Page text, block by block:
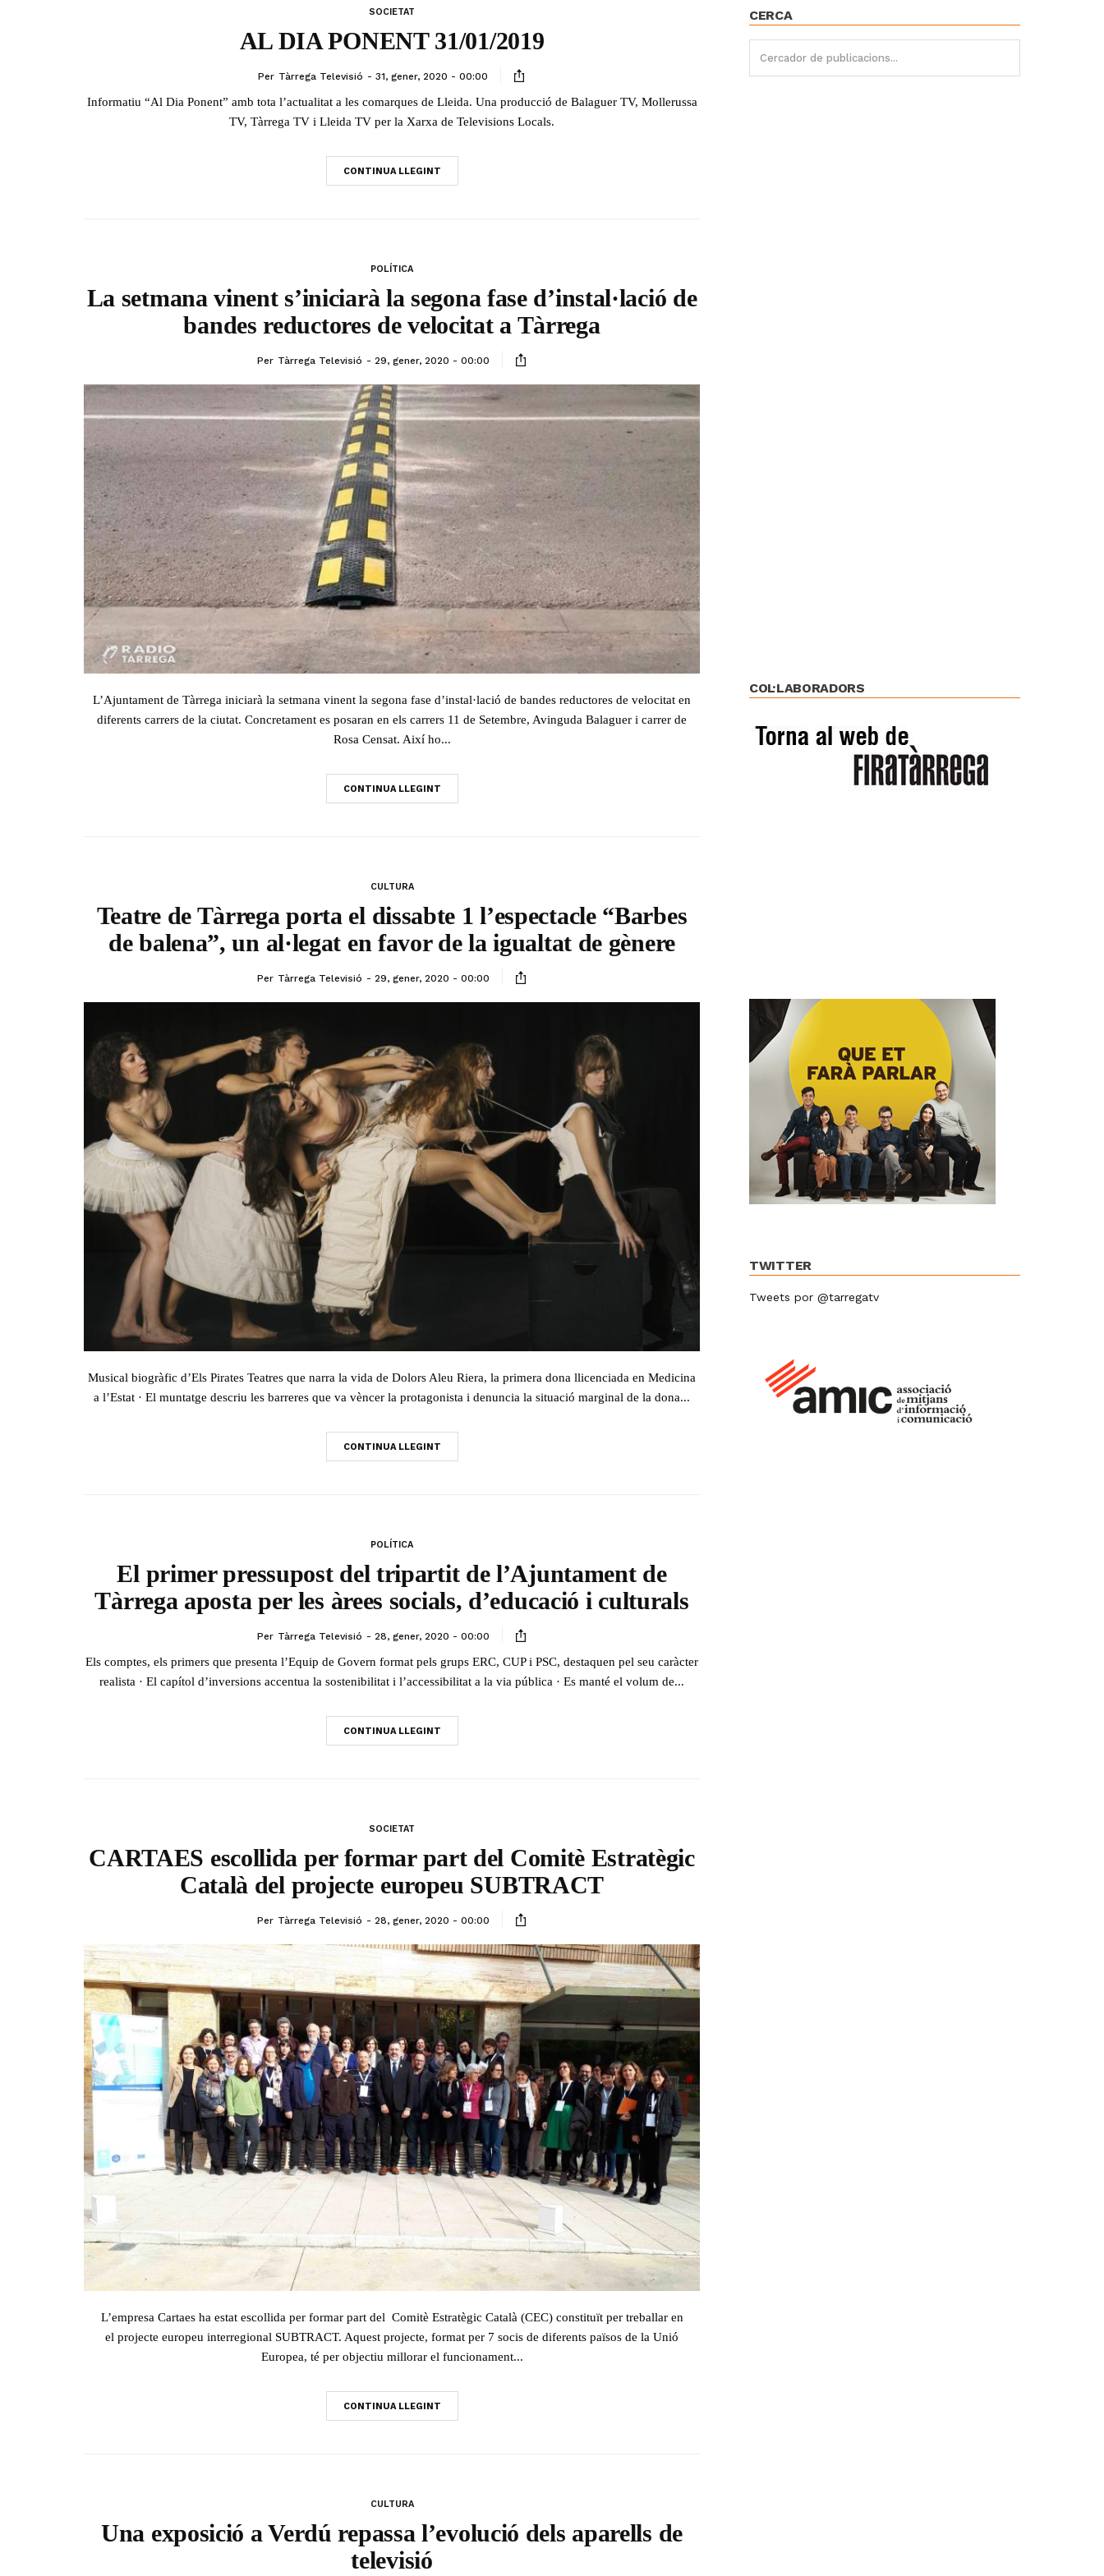
SOCIETAT
AL DIA PONENT 31/01/2019
Per Tàrrega Televisió 31, gener, 2020 - 00:00
Informatiu “Al Dia Ponent” amb tota l’actualitat a les comarques de Lleida. Una producció de Balaguer TV, Mollerussa
TV, Tàrrega TV i Lleida TV per la Xarxa de Televisions Locals.
CONTINUA LLEGINT
POLÍTICA
La setmana vinent s’iniciarà la segona fase d’instal·lació de
bandes reductores de velocitat a Tàrrega
Per Tàrrega Televisió 29, gener, 2020 - 00:00
L’Ajuntament de Tàrrega iniciarà la setmana vinent la segona fase d’instal·lació de bandes reductores de velocitat en
diferents carrers de la ciutat. Concretament es posaran en els carrers 11 de Setembre, Avinguda Balaguer i carrer de
Rosa Censat. Així ho...
CONTINUA LLEGINT
CULTURA
Teatre de Tàrrega porta el dissabte 1 l’espectacle “Barbes
de balena”, un al·legat en favor de la igualtat de gènere
Per Tàrrega Televisió 29, gener, 2020 - 00:00
Musical biogràfic d’Els Pirates Teatres que narra la vida de Dolors Aleu Riera, la primera dona llicenciada en Medicina
a l’Estat · El muntatge descriu les barreres que va vèncer la protagonista i denuncia la situació marginal de la dona...
CONTINUA LLEGINT
POLÍTICA
El primer pressupost del tripartit de l’Ajuntament de
Tàrrega aposta per les àrees socials, d’educació i culturals
Per Tàrrega Televisió 28, gener, 2020 - 00:00
Els comptes, els primers que presenta l’Equip de Govern format pels grups ERC, CUP i PSC, destaquen pel seu caràcter
realista · El capítol d’inversions accentua la sostenibilitat i l’accessibilitat a la via pública · Es manté el volum de...
CONTINUA LLEGINT
SOCIETAT
CARTAES escollida per formar part del Comitè Estratègic
Català del projecte europeu SUBTRACT
Per Tàrrega Televisió 28, gener, 2020 - 00:00
L’empresa Cartaes ha estat escollida per formar part del Comitè Estratègic Català (CEC) constituït per treballar en
el projecte europeu interregional SUBTRACT. Aquest projecte, format per 7 socis de diferents països de la Unió
Europea, té per objectiu millorar el funcionament...
CONTINUA LLEGINT
CULTURA
Una exposició a Verdú repassa l’evolució dels aparells de
televisió
CERCA
COL·LABORADORS
TWITTER
Tweets por @tarregatv